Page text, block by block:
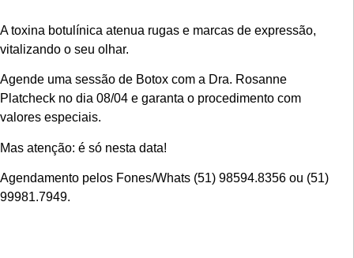
A toxina botulínica atenua rugas e marcas de expressão,
vitalizando o seu olhar.
Agende uma sessão de Botox com a Dra. Rosanne
Platcheck no dia 08/04 e garanta o procedimento com
valores especiais.
Mas atenção: é só nesta data!
Agendamento pelos Fones/Whats (51) 98594.8356 ou (51)
99981.7949.